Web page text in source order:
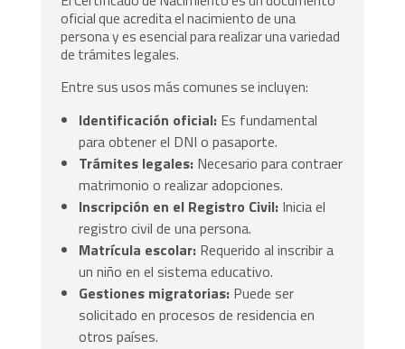
oficial que acredita el nacimiento de una
persona y es esencial para realizar una variedad
de trámites legales.
Entre sus usos más comunes se incluyen:
Identificación oficial: Es fundamental
para obtener el DNI o pasaporte.
Trámites legales: Necesario para contraer
matrimonio o realizar adopciones.
Inscripción en el Registro Civil: Inicia el
registro civil de una persona.
Matrícula escolar: Requerido al inscribir a
un niño en el sistema educativo.
Gestiones migratorias: Puede ser
solicitado en procesos de residencia en
otros países.